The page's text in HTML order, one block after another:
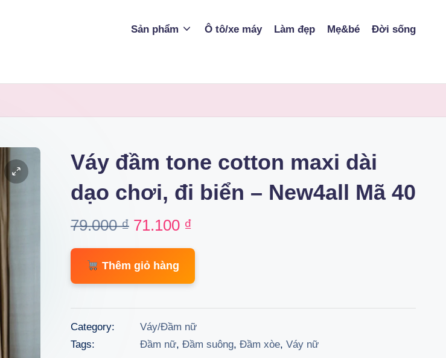
Sản phẩm Ô tô/xe máy Làm đẹp Mẹ&bé Đời sống
Váy đầm tone cotton maxi dài
dạo chơi, đi biển – New4all Mã 40
79.000₫ Original
price
was:
79.000 ₫.
71.100 ₫
price
is:
71.100 ₫.
Thêm giỏ hàng
Category:
Váy/Đầm nữ
Tags:
Đầm nữ, Đầm suông, Đầm xòe, Váy nữ